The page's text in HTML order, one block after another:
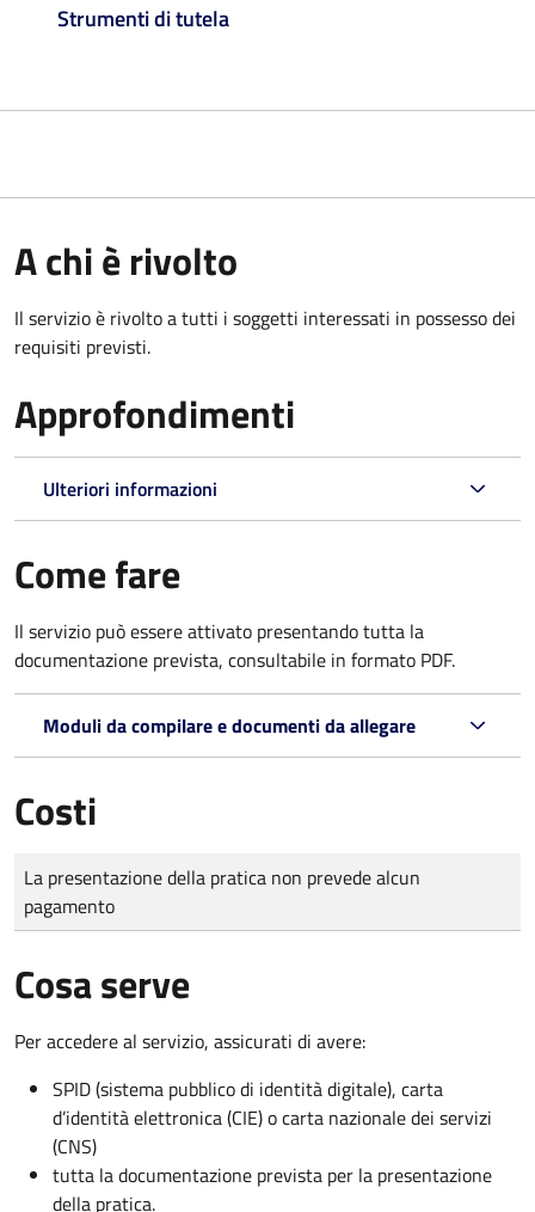
Strumenti di tutela
A chi è rivolto
Il servizio è rivolto a tutti i soggetti interessati in possesso dei
requisiti previsti.
Approfondimenti
Ulteriori informazioni
Come fare
Il servizio può essere attivato presentando tutta la
documentazione prevista, consultabile in formato PDF.
Moduli da compilare e documenti da allegare
Costi
Tipo di pagamento
Importo
La presentazione della pratica non prevede alcun
pagamento
Cosa serve
Per accedere al servizio, assicurati di avere:
SPID (sistema pubblico di identità digitale), carta
d’identità elettronica (CIE) o carta nazionale dei servizi
(CNS)
tutta la documentazione prevista per la presentazione
della pratica.